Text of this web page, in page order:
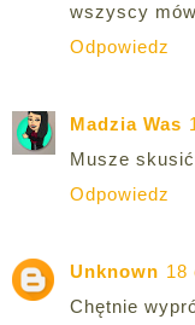
wszyscy
Odpowiedz
Madzia Was
Musze
Odpowiedz
Unknown 18
Chętnie